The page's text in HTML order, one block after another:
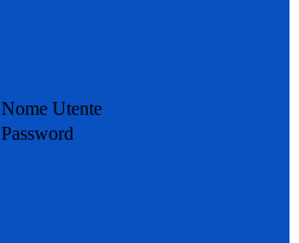
Nome Utente
Password